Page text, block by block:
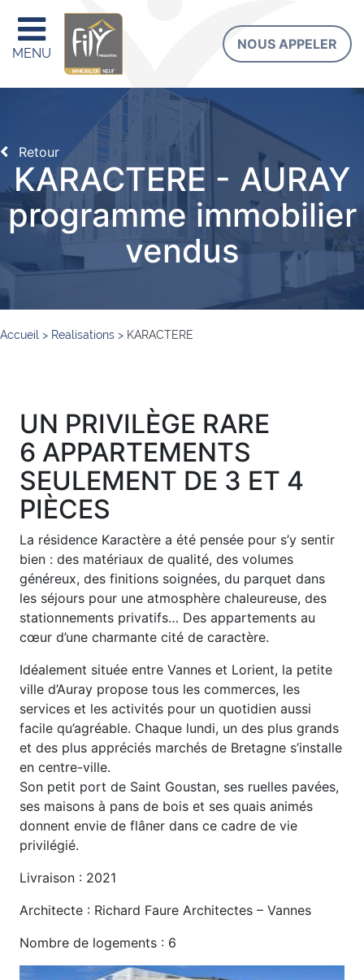
MENU
NOUS APPELER
Retour
KARACTERE - AURAY
programme immobilier
vendus
Accueil > Realisations > KARACTERE
UN PRIVILÈGE RARE
6 APPARTEMENTS
SEULEMENT DE 3 ET 4
PIÈCES
La résidence Karactère a été pensée pour s’y sentir
bien : des matériaux de qualité, des volumes
généreux, des finitions soignées, du parquet dans
les séjours pour une atmosphère chaleureuse, des
stationnements privatifs… Des appartements au
cœur d’une charmante cité de caractère.
Idéalement située entre Vannes et Lorient, la petite
ville d’Auray propose tous les commerces, les
services et les activités pour un quotidien aussi
facile qu’agréable. Chaque lundi, un des plus grands
et des plus appréciés marchés de Bretagne s’installe
en centre-ville.
Son petit port de Saint Goustan, ses ruelles pavées,
ses maisons à pans de bois et ses quais animés
donnent envie de flâner dans ce cadre de vie
privilégié.
Livraison : 2021
Architecte : Richard Faure Architectes – Vannes
Nombre de logements : 6